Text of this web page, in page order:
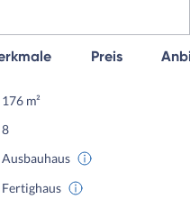
Preis
176 m²
8
Ausbauhaus
Fertighaus